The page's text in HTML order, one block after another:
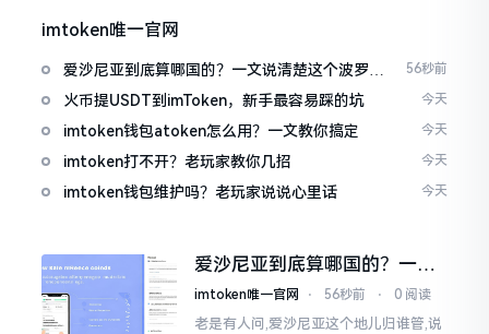
imtoken唯一官网
爱沙尼亚到底算哪国的？一文说清楚这个波罗的
海小国
56秒前
火币提USDT到imToken，新手最容易踩的坑 今天
imtoken钱包atoken怎么用？一文教你搞定 今天
imtoken打不开？老玩家教你几招 今天
imtoken钱包维护吗？老玩家说说心里话 今天
爱沙尼亚到底算哪国的？一文
说清楚这个波罗的海小国
imtoken唯一官网 ⋅ 56秒前 ⋅ 0 阅读
老是有人问,爱沙尼亚这个地儿归谁管,说